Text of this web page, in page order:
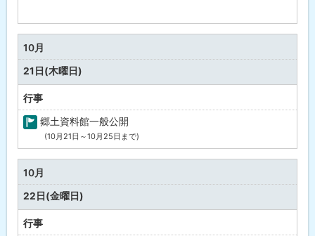
定
な
し
10月
21日(木曜日)
行事
行
事
郷土資料館一般公開
(10月21日～10月25日まで)
10月
22日(金曜日)
行事